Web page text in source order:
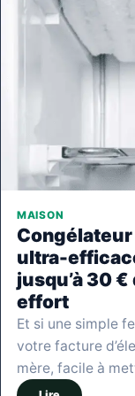
MAISON
Congélateur
ultra-
jusqu’à 30
effort
Et si une simple
votre facture
mère, facile à